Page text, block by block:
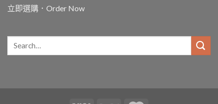
Chinese
New
Catholic
Context〉
中
立即選購．Order Now